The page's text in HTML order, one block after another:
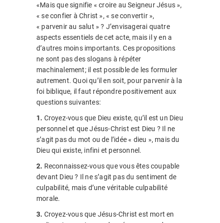
«Mais que signifie « croire au Seigneur Jésus »,
« se confier à Christ », « se convertir »,
« parvenir au salut » ? J’envisagerai quatre
aspects essentiels de cet acte, mais il y en a
d’autres moins importants. Ces propositions
ne sont pas des slogans à répéter
machinalement; il est possible de les formuler
autrement. Quoi qu’il en soit, pour parvenir à la
foi biblique, il faut répondre positivement aux
questions suivantes:
1. Croyez-vous que Dieu existe, qu’il est un Dieu
personnel et que Jésus-Christ est Dieu ? Il ne
s’agit pas du mot ou de l’idée « dieu », mais du
Dieu qui existe, infini et personnel.
2. Reconnaissez-vous que vous êtes coupable
devant Dieu ? Il ne s’agit pas du sentiment de
culpabilité, mais d’une véritable culpabilité
morale.
3. Croyez-vous que Jésus-Christ est mort en